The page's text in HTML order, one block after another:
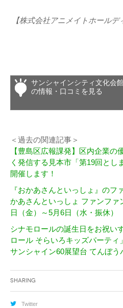
【株式会社アニメイトホールデ
サンシャインシティ文化会
の情報・口コミを見る
＜過去の関連記事＞
【豊島区広報課発】区内企業
く発信する見本市「第19回とし
開催します！
『おかあさんといっしょ』のフ
かあさんといっしょ ファンファ
日（金）～5月6日（水・振休）
シナモロールの誕生日をお祝い
ロール そらいろキッズパーテ
サンシャイン60展望台 てんぼう
Sharing
Twitter